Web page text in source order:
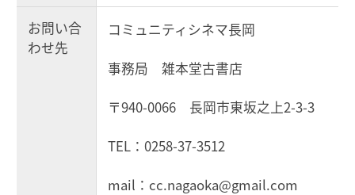
お問い合
わせ先
コミュニティシネマ長岡
事務局 雑本堂古書店
〒940-0066 長岡市東坂之上2-3-3
TEL：0258-37-3512
mail：cc.nagaoka@gmail.com